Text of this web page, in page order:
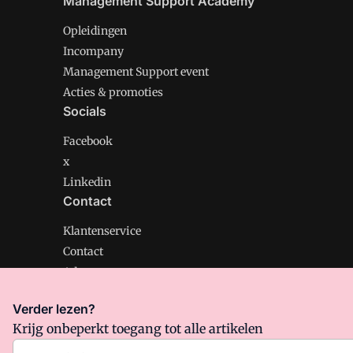
Opleidingen
Incompany
Management Support event
Acties & promoties
Socials
Facebook
x
Linkedin
Contact
Klantenservice
Contact
Adverteren
Management Support is onderdeel van VMN media.
Verder lezen?
Krijg onbeperkt toegang tot alle artikelen